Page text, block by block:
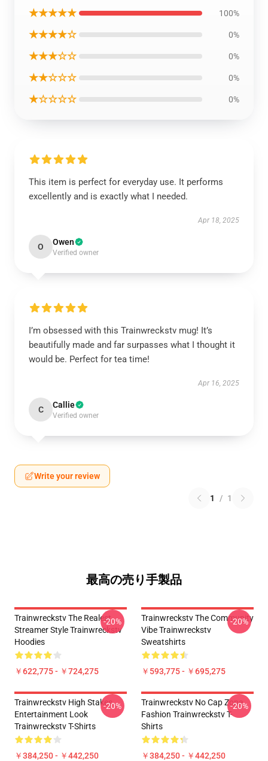
★★★★★ 100%
★★★★☆ 0%
★★★☆☆ 0%
★★☆☆☆ 0%
★☆☆☆☆ 0%
This item is perfect for everyday use. It performs
excellently and is exactly what I needed.
Apr 18, 2025
O Owen
Verified owner
I’m obsessed with this Trainwreckstv mug! It’s
beautifully made and far surpasses what I thought it
would be. Perfect for tea time!
Apr 16, 2025
C Callie
Verified owner
Write your review
1 / 1
最高の売り手製品
Trainwreckstv The Realest
Streamer Style Trainwreckstv
Hoodies
￥622,775 - ￥724,275
-20%
Trainwreckstv The Community
Vibe Trainwreckstv
Sweatshirts
￥593,775 - ￥695,275
-20%
Trainwreckstv High Stakes
Entertainment Look
Trainwreckstv T-Shirts
￥384,250 - ￥442,250
-20%
Trainwreckstv No Cap Zone
Fashion Trainwreckstv T-
Shirts
￥384,250 - ￥442,250
-20%